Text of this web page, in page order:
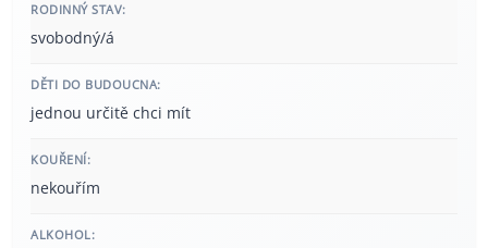
RODINNÝ STAV:
svobodný/á
DĚTI DO BUDOUCNA:
jednou určitě chci mít
KOUŘENÍ:
nekouřím
ALKOHOL: